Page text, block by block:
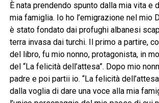
È nata prendendo spunto dalla mia vita e
mia famiglia. Io ho l’emigrazione nel mio
è stato fondato dai profughi albanesi
terra invasa dai turchi. Il primo a partire,
del libro, fu mio nonno, protagonista, in
del “La felicità dell’attesa”. Dopo mio
padre e poi partii io. “La felicità
dalla voglia di dare una voce alla mia